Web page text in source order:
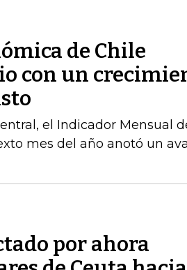
de Chile
con un
el Indicador Mensual
mes del año anotó un
por ahora